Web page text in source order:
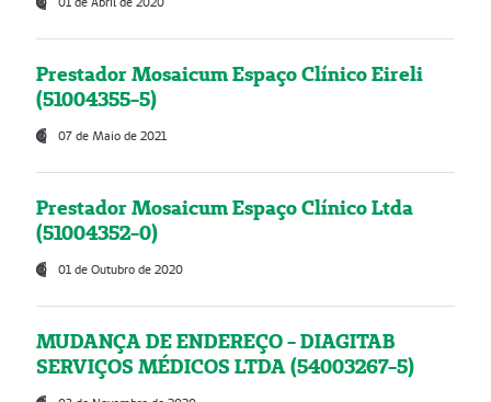
Prestador Mosaicum Espaço Clínico Eireli
(51004355-5)
07 de Maio de 2021
Prestador Mosaicum Espaço Clínico Ltda
(51004352-0)
01 de Outubro de 2020
MUDANÇA DE ENDEREÇO - DIAGITAB
SERVIÇOS MÉDICOS LTDA (54003267-5)